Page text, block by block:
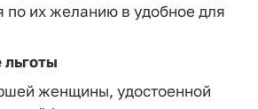
по их желанию в удобное для
льготы
женщины, удостоенной